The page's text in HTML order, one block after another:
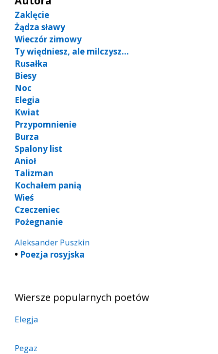
Zaklęcie
Żądza sławy
Wieczór zimowy
Ty więdniesz, ale milczysz…
Rusałka
Biesy
Noc
Elegia
Kwiat
Przypomnienie
Burza
Spalony list
Anioł
Talizman
Kochałem panią
Wieś
Czeczeniec
Pożegnanie
Aleksander Puszkin
• Poezja rosyjska
Wiersze popularnych poetów
Elegja
Pegaz